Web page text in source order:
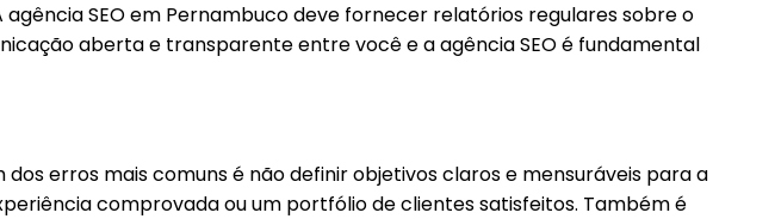
SEO em Pernambuco deve fornecer relatórios regulares sobre o
aberta e transparente entre você e a agência SEO é fundamental
erros mais comuns é não definir objetivos claros e mensuráveis para a
comprovada ou um portfólio de clientes satisfeitos. Também é